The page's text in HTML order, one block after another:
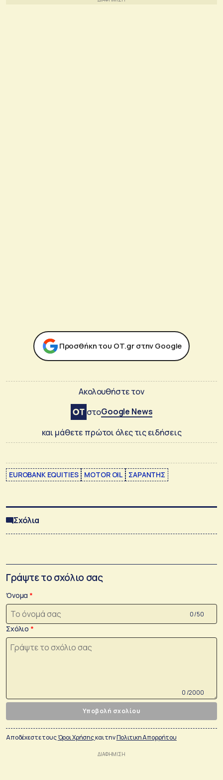
Προσθήκη του ΟΤ.gr στην Google
Ακολουθήστε τον
στοGoogle News
και μάθετε πρώτοι όλες τις ειδήσεις
EUROBANK EQUITIES MOTOR OIL ΣΑΡΑΝΤΗΣ
Σχόλια
Γράψτε το σχόλιο σας
Όνομα
0 /50
Σχόλιο
0 /2000
Υποβολή σχολίου
Αποδέχεστε τουςΌροι Χρήσηςκαι τηνΠολιτικη Απορρήτου